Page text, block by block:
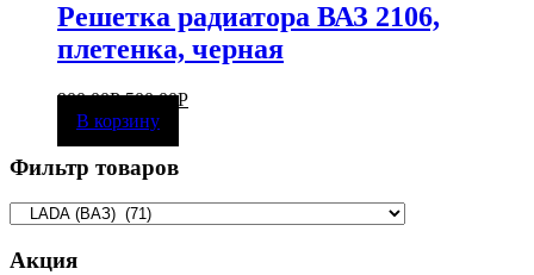
Решетка радиатора ВАЗ 2106,
плетенка, черная
900,00Р 500,00Р
В корзину
Фильтр товаров
Акция